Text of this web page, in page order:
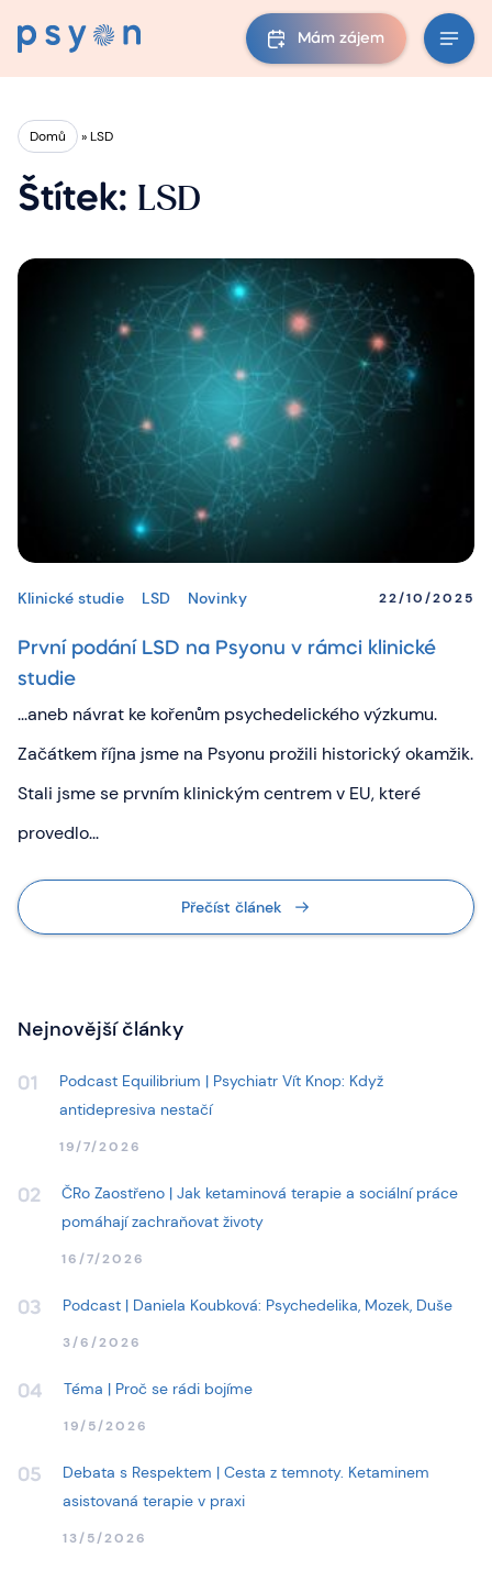
Mám zájem
Domů »LSD
Štítek: LSD
Klinické studie LSD Novinky 22/10/2025
První podání LSD na Psyonu v rámci klinické
studie
...aneb návrat ke kořenům psychedelického výzkumu.
Začátkem října jsme na Psyonu prožili historický okamžik.
Stali jsme se prvním klinickým centrem v EU, které
provedlo...
Přečíst článek
Nejnovější články
01
Podcast Equilibrium | Psychiatr Vít Knop: Když
antidepresiva nestačí
19/7/2026
02
ČRo Zaostřeno | Jak ketaminová terapie a sociální práce
pomáhají zachraňovat životy
16/7/2026
03 Podcast | Daniela Koubková: Psychedelika, Mozek, Duše
3/6/2026
04 Téma | Proč se rádi bojíme
19/5/2026
05
Debata s Respektem | Cesta z temnoty. Ketaminem
asistovaná terapie v praxi
13/5/2026